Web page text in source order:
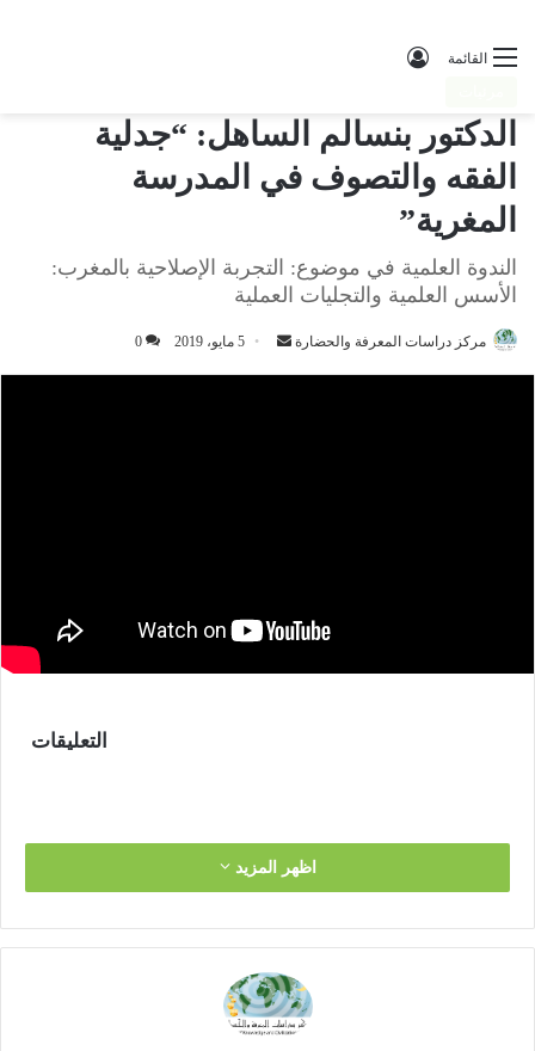
القائمة
الدكتور بنسالم الساهل: “جدلية
الفقه والتصوف في المدرسة
المغرية”
الندوة العلمية في موضوع: التجربة الإصلاحية بالمغرب:
الأسس العلمية والتجليات العملية
مركز دراسات المعرفة والحضارة
أرسل
بريدا
5 مايو، 2019 0
التعليقات
اظهر المزيد